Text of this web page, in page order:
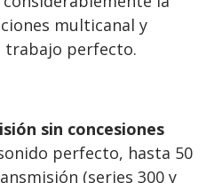
multicanal y
trabajo perfecto.
sin concesiones
perfecto, hasta 50
(series 300 y